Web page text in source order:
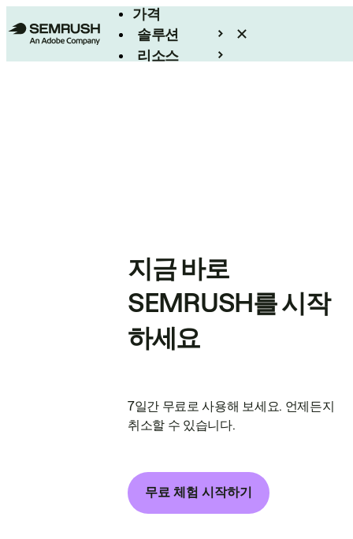
가격
솔루션
리소스
지금 바로
SEMRUSH를 시작
하세요
7일간 무료로 사용해 보세요. 언제든지
취소할 수 있습니다.
무료 체험 시작하기